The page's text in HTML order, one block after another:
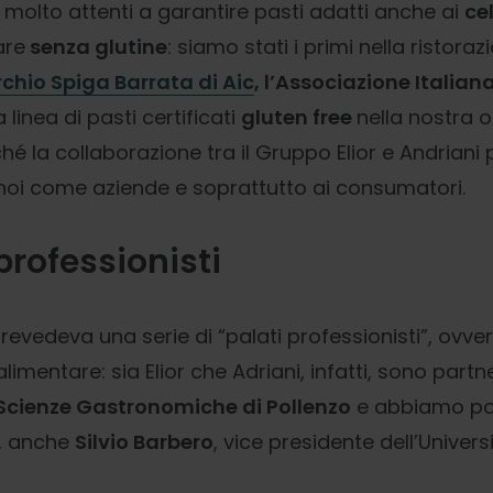
attenti a garantire pasti adatti anche ai
senza glutine: siamo stati i primi nella
Spiga Barrata di Aic, l’Associazione
linea di pasti certificati gluten free nella nostra
la collaborazione tra il Gruppo Elior e
come aziende e soprattutto ai consumatori.
una serie di “palati professionisti”,
sia Elior che Adriani, infatti, sono
Gastronomiche di Pollenzo e abbiamo
anche Silvio Barbero, vice presidente